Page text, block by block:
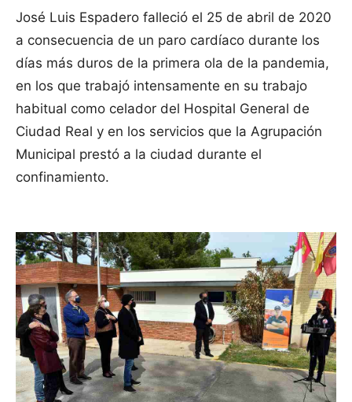
José Luis Espadero falleció el 25 de abril de 2020
a consecuencia de un paro cardíaco durante los
días más duros de la primera ola de la pandemia,
en los que trabajó intensamente en su trabajo
habitual como celador del Hospital General de
Ciudad Real y en los servicios que la Agrupación
Municipal prestó a la ciudad durante el
confinamiento.